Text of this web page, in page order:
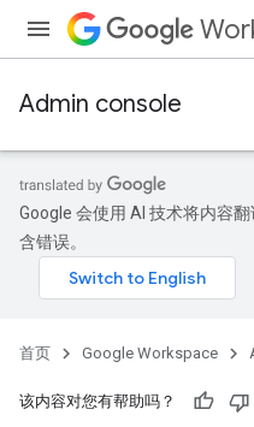
Admin console
Google 会使用 AI 技术将内容
含错误。
首页 Google Workspace
该内容对您有帮助吗？